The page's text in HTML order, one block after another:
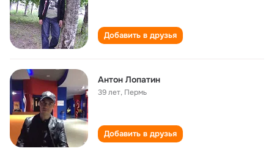
Добавить в друзья
Антон Лопатин
39 лет, Пермь
Добавить в друзья